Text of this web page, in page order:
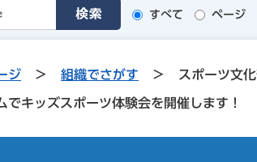
すべて ページ
ジ > 組織でさがす > スポーツ文
でキッズスポーツ体験会を開催します！